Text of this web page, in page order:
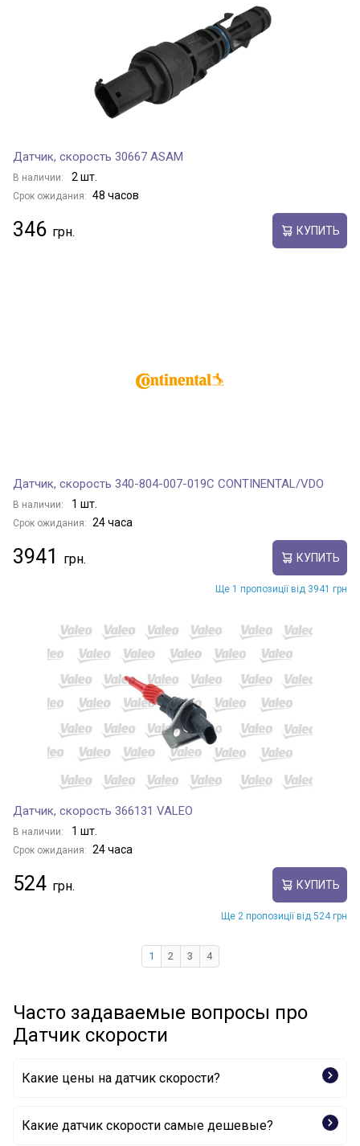
Датчик, скорость 30667 ASAM
В наличии: 2 шт.
Срок ожидания: 48 часов
346 КУПИТЬ
Датчик, скорость 340-804-007-019C CONTINENTAL/VDO
В наличии: 1 шт.
Срок ожидания: 24 часа
3941 КУПИТЬ
Ще 1 пропозиції від 3941 грн
Датчик, скорость 366131 VALEO
В наличии: 1 шт.
Срок ожидания: 24 часа
524 КУПИТЬ
Ще 2 пропозиції від 524 грн
1 2 3 4
Часто задаваемые вопросы про
Датчик скорости
Какие цены на датчик скорости?
Какие датчик скорости самые дешевые?